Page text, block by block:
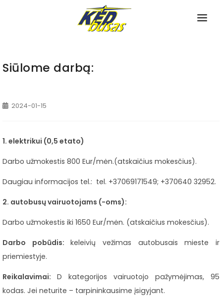
APIE MUS
Miesto maršrutai
Tarpmiestiniai maršrutai
NAUJIENOS
Aikštelės nuoma
Siūlome darbą:
2024-01-15
1. elektrikui (0,5 etato)
Darbo užmokestis 800 Eur/mėn.(atskaičius mokesčius).
Daugiau informacijos tel.: tel. +37069171549; +370640 32952.
2. autobusų vairuotojams (-oms):
Darbo užmokestis iki 1650 Eur/mėn. (atskaičius mokesčius).
Darbo pobūdis:keleivių vežimas autobusais mieste ir
priemiestyje.
Reikalavimai: D kategorijos vairuotojo pažymėjimas, 95
kodas. Jei neturite – tarpininkausime įsigyjant.